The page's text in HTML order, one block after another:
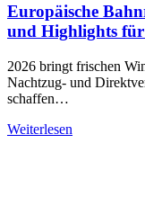
Europäische
und Highlights für
2026 bringt frischen
Nachtzug- und
schaffen…
Weiterlesen